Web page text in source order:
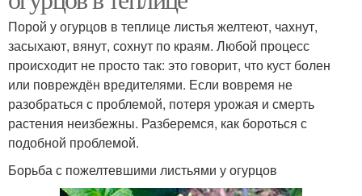
Порой у огурцов в теплице листья желтеют, чахнут,
засыхают, вянут, сохнут по краям. Любой процесс
происходит не просто так: это говорит, что куст болен
или повреждён вредителями. Если вовремя не
разобраться с проблемой, потеря урожая и смерть
растения неизбежны. Разберемся, как бороться с
подобной проблемой.
Борьба с пожелтевшими листьями у огурцов